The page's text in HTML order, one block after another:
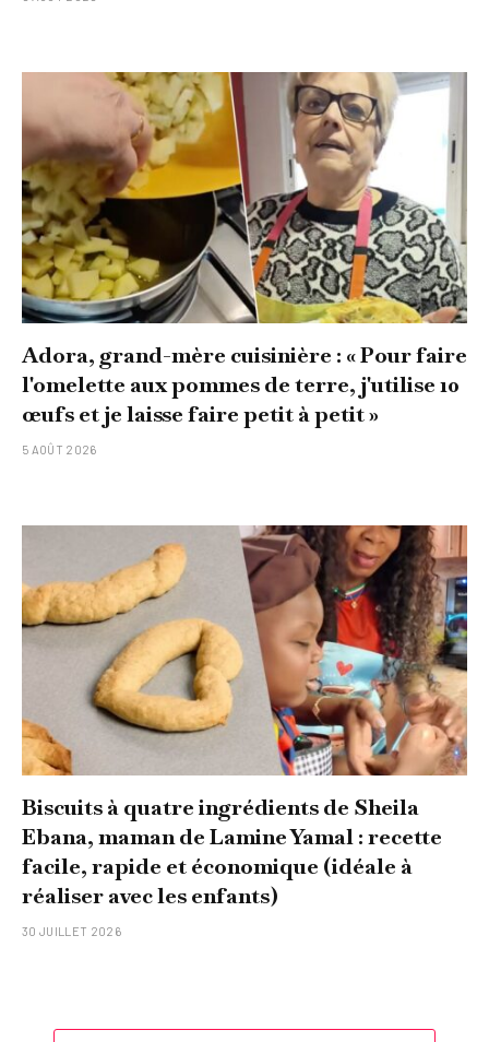
Adora, grand-mère cuisinière : « Pour faire
l'omelette aux pommes de terre, j'utilise 10
œufs et je laisse faire petit à petit »
5 AOÛT 2026
Biscuits à quatre ingrédients de Sheila
Ebana, maman de Lamine Yamal : recette
facile, rapide et économique (idéale à
réaliser avec les enfants)
30 JUILLET 2026